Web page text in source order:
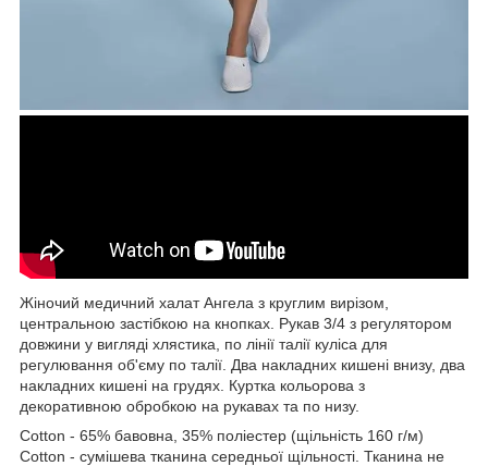
Жіночий медичний халат Ангела з круглим вирізом,
центральною застібкою на кнопках. Рукав 3/4 з регулятором
довжини у вигляді хлястика, по лінії талії куліса для
регулювання об'єму по талії. Два накладних кишені внизу, два
накладних кишені на грудях. Куртка кольорова з
декоративною обробкою на рукавах та по низу.
Cotton - 65% бавовна, 35% поліестер (щільність 160 г/м)
Cotton - сумішева тканина середньої щільності. Тканина не